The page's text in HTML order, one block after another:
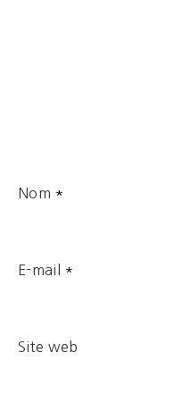
Nom *
E-mail *
Site web